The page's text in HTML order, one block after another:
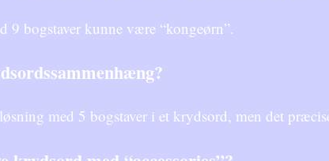
9 bogstaver kunne være “kongeørn”.
med 5 bogstaver i et krydsord, men det